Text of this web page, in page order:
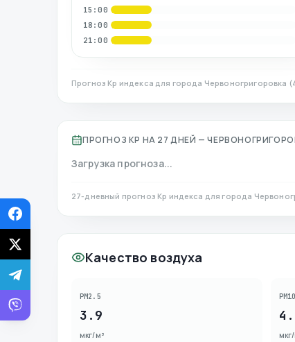
15:00
18:00
21:00
Прогноз Kp индекса для города Червоногригоровка (
ПРОГНОЗ KP НА 27 ДНЕЙ —
Загрузка прогноза...
27-дневный прогноз Kp индекса для города
Качество воздуха
PM2.5
3.9
мкг/м³
PM10